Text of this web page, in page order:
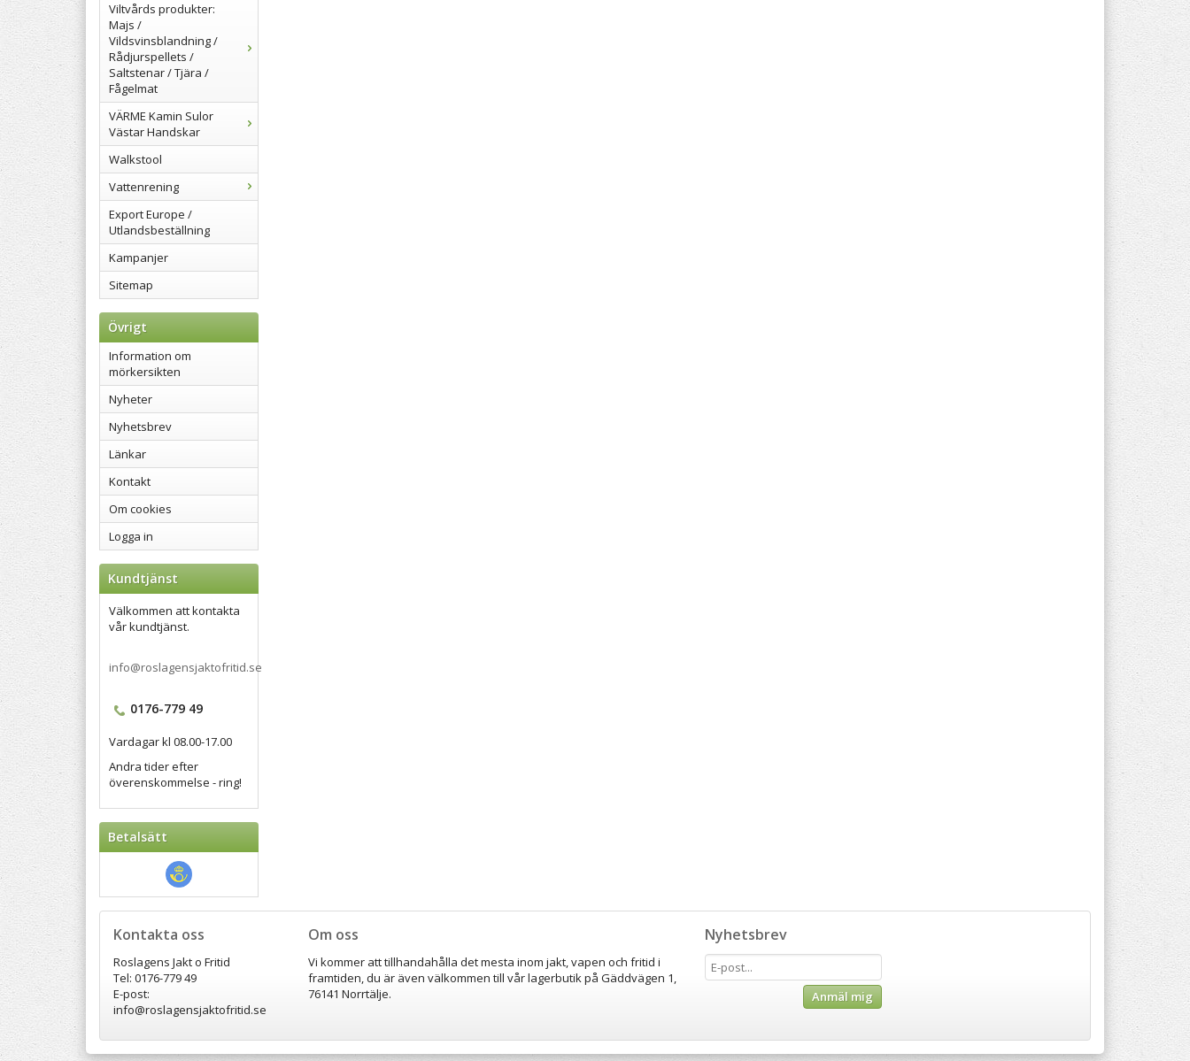
Viltvårds produkter:
Majs /
Vildsvinsblandning /
Rådjurspellets /
Saltstenar / Tjära /
Fågelmat
VÄRME Kamin Sulor
Västar Handskar
Walkstool
Vattenrening
Export Europe /
Utlandsbeställning
Kampanjer
Sitemap
Övrigt
Information om
mörkersikten
Nyheter
Nyhetsbrev
Länkar
Kontakt
Om cookies
Logga in
Kundtjänst
Välkommen att kontakta
vår kundtjänst.
info@roslagensjaktofritid.se
0176-779 49
Vardagar kl 08.00-17.00
Andra tider efter
överenskommelse - ring!
Betalsätt
Kontakta oss
Roslagens Jakt o Fritid
Tel: 0176-779 49
E-post:
info@roslagensjaktofritid.se
Nyhetsbrev
Anmäl mig
Om oss
Vi kommer att tillhandahålla det mesta inom jakt, vapen och fritid i
framtiden, du är även välkommen till vår lagerbutik på Gäddvägen 1,
76141 Norrtälje.